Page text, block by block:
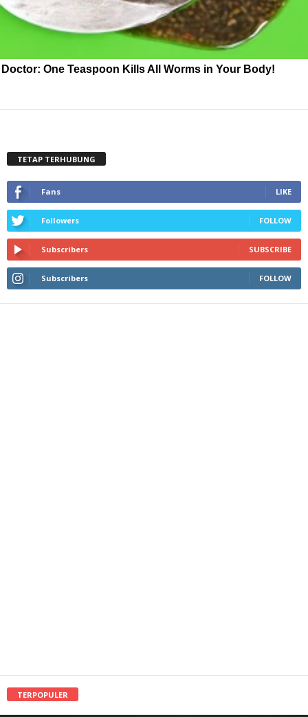
Doctor: One Teaspoon Kills All Worms in Your Body!
TETAP TERHUBUNG
Fans LIKE
Followers FOLLOW
Subscribers SUBSCRIBE
Subscribers FOLLOW
TERPOPULER